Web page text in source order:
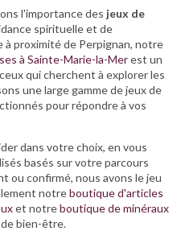
l'importance des jeux de
spirituelle et de
proximité de Perpignan, notre
à Sainte-Marie-la-Merest un
qui cherchent à explorer les
une large gamme de jeux de
pour répondre à vos
dans votre choix, en vous
basés sur votre parcours
ou confirmé, nous avons le jeu
notreboutique d'articles
et notreboutique de minéraux
bien-être.